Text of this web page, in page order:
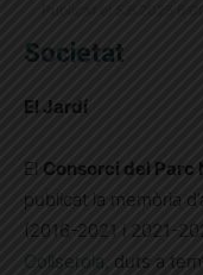
Societat
El Jardí
El Consorci del Parc
publicat la memòria
(2016-2021 i 2021-
Collserola, duts a